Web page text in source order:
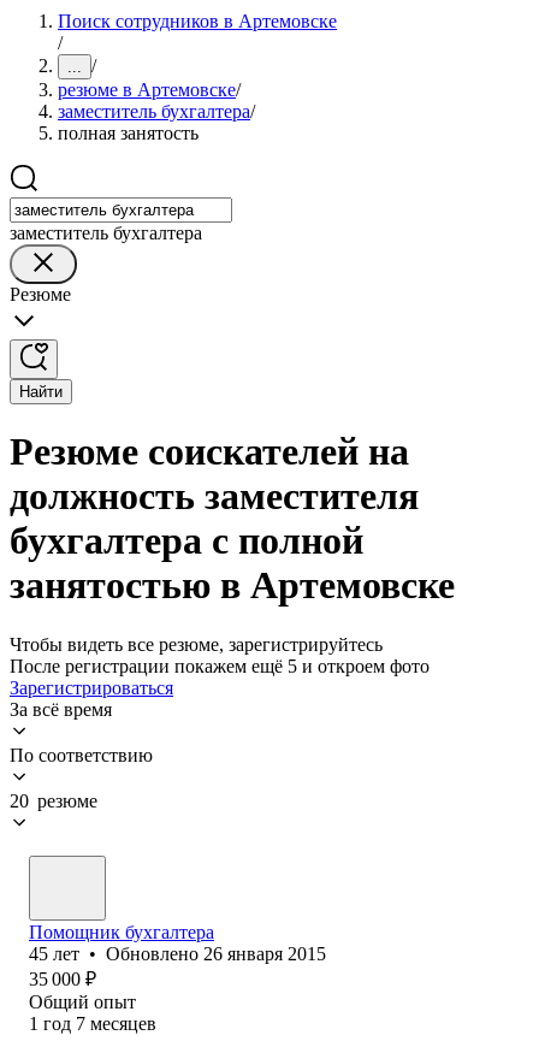
Поиск сотрудников в Артемовске
/
... /
резюме в Артемовске/
заместитель бухгалтера/
полная занятость
заместитель бухгалтера
Резюме
Найти
Резюме соискателей на
должность заместителя
бухгалтера с полной
занятостью в Артемовске
Чтобы видеть все резюме, зарегистрируйтесь
После регистрации покажем ещё 5 и откроем фото
Зарегистрироваться
За всё время
По соответствию
20 резюме
Помощник бухгалтера
45 лет • Обновлено 26 января 2015
35 000 ₽
Общий опыт
1 год 7 месяцев